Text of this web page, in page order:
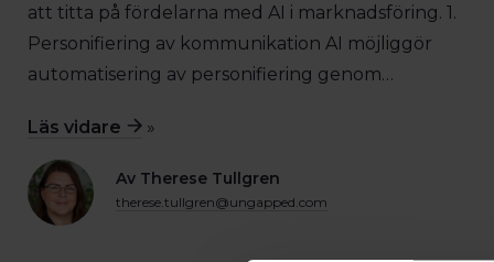
att titta på fördelarna med AI i marknadsföring. 1.
Personifiering av kommunikation AI möjliggör
automatisering av personifiering genom…
Läs vidare »
Av Therese Tullgren
therese.tullgren@ungapped.com